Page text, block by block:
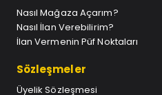
Nasıl Mağaza Açarım?
Nasıl İlan Verebilirim?
İlan Vermenin Püf Noktaları
Sözleşmeler
Üyelik Sözleşmesi